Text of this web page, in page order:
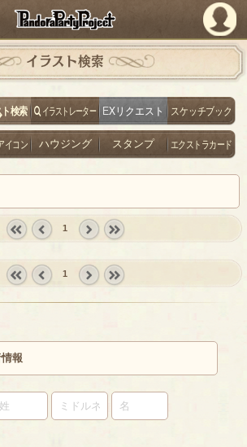
PandoraPartyProject
イラスト検索
検索 イラストレーター EXリクエスト スケッチブック
イコン ハウジング スタンプ エクストラカード
prev
1
1
報